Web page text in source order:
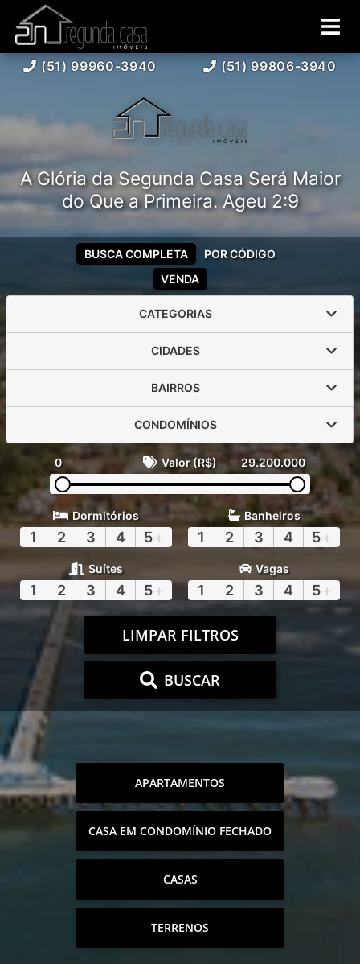
(51) 99960-3940 (51) 99806-3940
A Glória da Segunda Casa Será Maior
do Que a Primeira. Ageu 2:9
VENDA
BUSCA COMPLETA POR CÓDIGO
CATEGORIAS
CIDADES
BAIRROS
CONDOMÍNIOS
0 Valor (R$) 29.200.000
Dormitórios
1 2 3 4 5+
Banheiros
1 2 3 4 5+
Suítes
1 2 3 4 5+
Vagas
1 2 3 4 5+
LIMPAR FILTROS
BUSCAR
APARTAMENTOS
CASA EM CONDOMÍNIO FECHADO
CASAS
TERRENOS